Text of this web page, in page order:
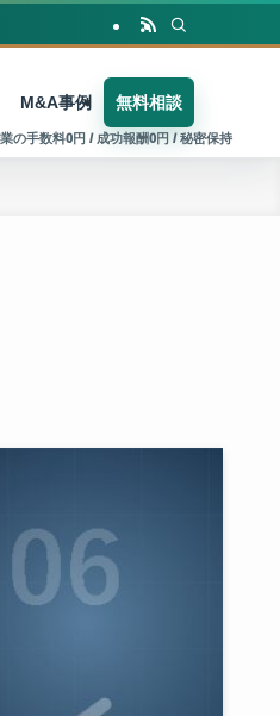
M&A事例 無料相談